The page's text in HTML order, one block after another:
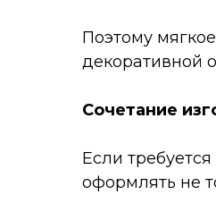
Поэтому
декоративной
Сочетание
Если
оформлять не